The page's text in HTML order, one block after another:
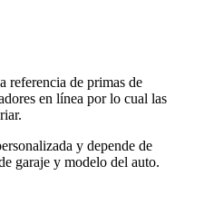
referencia de primas de
en línea por lo cual las
y depende de
garaje y modelo del auto.